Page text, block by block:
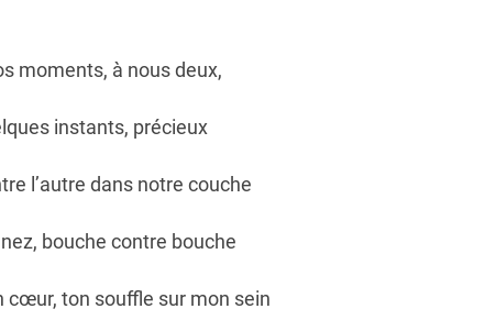
moments, à nous deux,
instants, précieux
l’autre dans notre couche
bouche contre bouche
cœur, ton souffle sur mon sein